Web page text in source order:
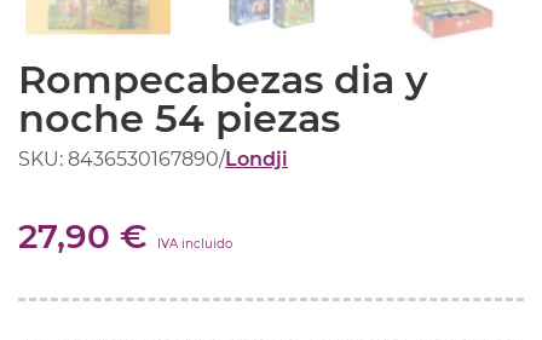
Rompecabezas dia y
noche 54 piezas
SKU: 8436530167890/Londji
27,90 € IVA incluido